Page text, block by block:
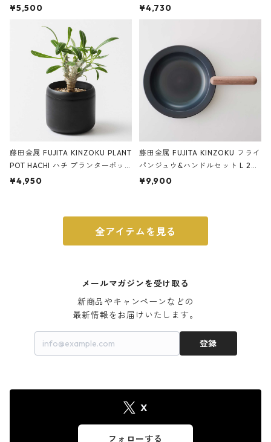
サンドカラー 石調 ideaco Station
¥5,500
石調 ideaco Umbrella Stand CUB
E ストーンサンドブラック
¥4,730
藤田金属 FUJITA KINZOKU PLANT
POT HACHI ハチ プランターポッ
ト 3号 ブラック
¥4,950
藤田金属 FUJITA KINZOKU フライ
パンジュウ&ハンドルセット L 24c
m ガス火・IH対応 鉄フライパン
¥9,900
全アイテムを見る
メールマガジンを受け取る
新商品やキャンペーンなどの
最新情報をお届けいたします。
登録
X
フォローする